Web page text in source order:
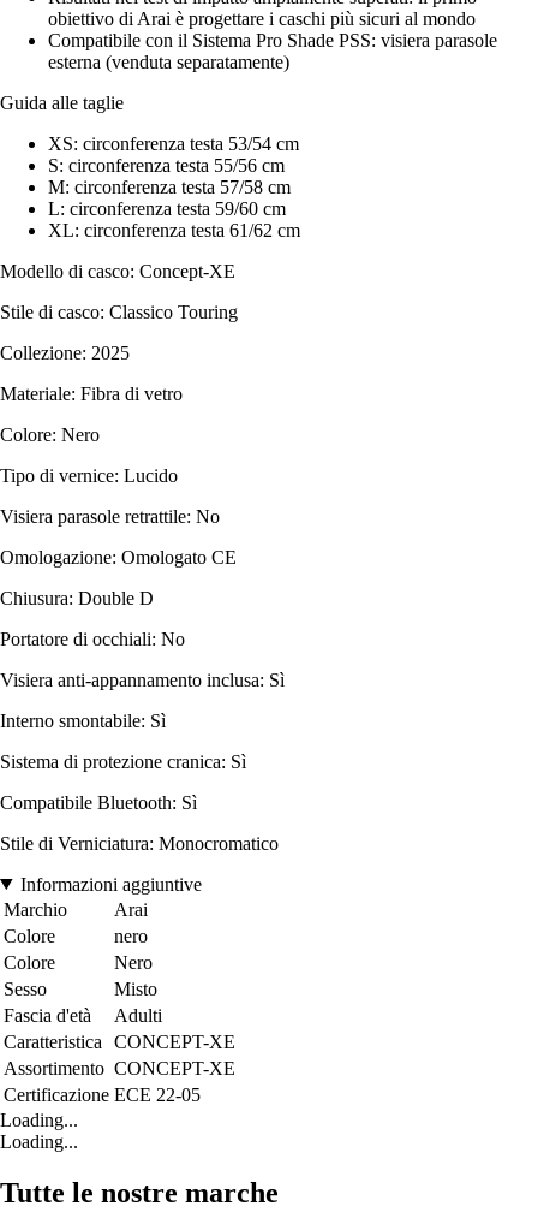
obiettivo di Arai è progettare i caschi più sicuri al mondo
Compatibile con il Sistema Pro Shade PSS: visiera parasole
esterna (venduta separatamente)
Guida alle taglie
XS: circonferenza testa 53/54 cm
S: circonferenza testa 55/56 cm
M: circonferenza testa 57/58 cm
L: circonferenza testa 59/60 cm
XL: circonferenza testa 61/62 cm
Modello di casco: Concept-XE
Stile di casco: Classico Touring
Collezione: 2025
Materiale: Fibra di vetro
Colore: Nero
Tipo di vernice: Lucido
Visiera parasole retrattile: No
Omologazione: Omologato CE
Chiusura: Double D
Portatore di occhiali: No
Visiera anti-appannamento inclusa: Sì
Interno smontabile: Sì
Sistema di protezione cranica: Sì
Compatibile Bluetooth: Sì
Stile di Verniciatura: Monocromatico
Informazioni aggiuntive
Marchio
Arai
Colore
nero
Colore
Nero
Sesso
Misto
Fascia d'età
Adulti
Caratteristica
CONCEPT-XE
Assortimento CONCEPT-XE
Certificazione ECE 22-05
Loading...
Loading...
Tutte le nostre marche